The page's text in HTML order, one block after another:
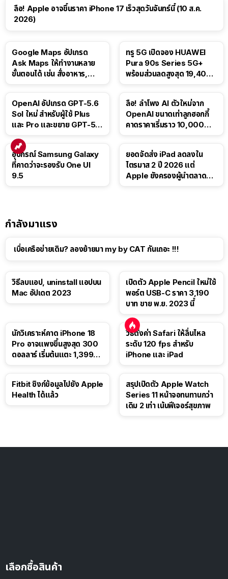
ลือ! Apple อาจขึ้นราคา iPhone 17 เร็วสุดวันจันทร์นี้ (10 ส.ค.
2026)
Google Maps อัปเกรด
Ask Maps ให้ทำงานหลาย
ขั้นตอนได้ เช่น สั่งอาหาร,
ทรู 5G เปิดจอง HUAWEI
Pura 90s Series 5G+
พร้อมส่วนลดสูงสุด 19,400
OpenAI อัปเกรด GPT-5.6
Sol ใหม่ สำหรับผู้ใช้ Plus
และ Pro และขยาย GPT-5.6
ลือ! ลำโพง AI ตัวใหม่จาก
OpenAI ขนาดเท่าลูกฮอกกี้
คาดราคาเริ่มราว 10,000
อุปกรณ์ Samsung Galaxy
ที่คาดว่าจะรองรับ One UI
9.5
ยอดจัดส่ง iPad ลดลงใน
ไตรมาส 2 ปี 2026 แต่
Apple ยังครองผู้นำตลาด
กำลังมาแรง
เบื่อเครือข่ายเดิม? ลองย้ายมา my by CAT กันเถอะ !!!
วิธีลบแอป, uninstall แอปบน
Mac อัปเดต 2023
เปิดตัว Apple Pencil ใหม่ใช้
พอร์ต USB-C ราคา 3,190
บาท ขาย พ.ย. 2023 นี้
นักวิเคราะห์คาด iPhone 18
Pro อาจแพงขึ้นสูงสุด 300
ดอลลาร์ เริ่มต้นแตะ 1,399
วิธีตั้งค่า Safari ให้ลื่นไหล
ระดับ 120 fps สำหรับ
iPhone และ iPad
Fitbit ซิงก์ข้อมูลไปยัง Apple
Health ได้แล้ว
สรุปเปิดตัว Apple Watch
Series 11 หน้าจอทนทานกว่า
เดิม 2 เท่า เน้นฟีเจอร์สุขภาพ
เลือกซื้อสินค้า